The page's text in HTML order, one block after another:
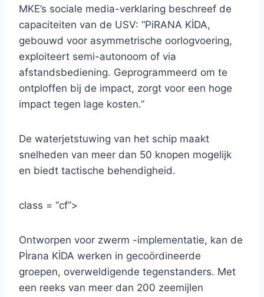
MKE’s sociale media-verklaring beschreef de
capaciteiten van de USV: “PiRANA KİDA,
gebouwd voor asymmetrische oorlogvoering,
exploiteert semi-autonoom of via
afstandsbediening. Geprogrammeerd om te
ontploffen bij de impact, zorgt voor een hoge
impact tegen lage kosten.”
De waterjetstuwing van het schip maakt
snelheden van meer dan 50 knopen mogelijk
en biedt tactische behendigheid.
class = “cf”>
Ontworpen voor zwerm -implementatie, kan de
Pİrana KİDA werken in gecoördineerde
groepen, overweldigende tegenstanders. Met
een reeks van meer dan 200 zeemijlen